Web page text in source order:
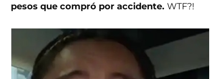
pesos que compró por accidente. WTF?!